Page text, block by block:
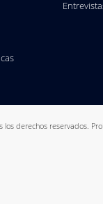
los derechos reservados.